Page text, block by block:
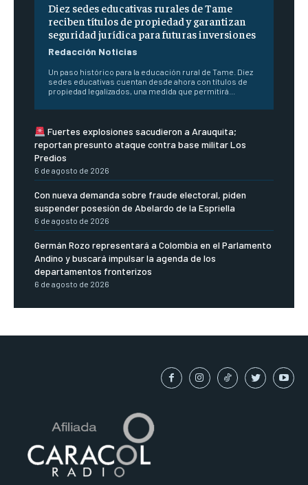
Diez sedes educativas rurales de Tame
reciben títulos de propiedad y garantizan
seguridad jurídica para futuras inversiones
Redacción Noticias
Un paso histórico para la educación rural de Tame. Diez
sedes educativas cuentan desde ahora con títulos de
propiedad legalizados, una medida que permitirá...
Fuertes explosiones sacudieron a Arauquita;
reportan presunto ataque contra base militar Los
Predios
6 de agosto de 2026
Con nueva demanda sobre fraude electoral, piden
suspender posesión de Abelardo de la Espriella
6 de agosto de 2026
Germán Rozo representará a Colombia en el Parlamento
Andino y buscará impulsar la agenda de los
departamentos fronterizos
6 de agosto de 2026